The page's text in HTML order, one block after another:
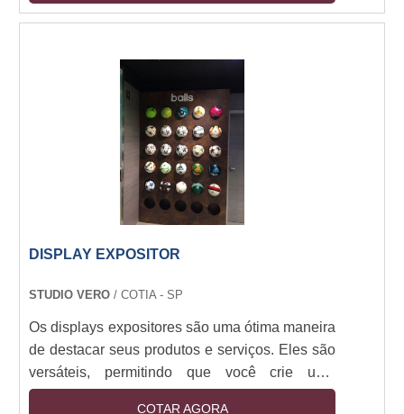
interesse dos clientes. Os displays e
alta qualidade, resistentes e duráveis, para
garantir que os produtos sejam exibidos de
forma segura e eficaz. Além disso, eles são
projetados para serem fáceis de montar e
desmontar, permitindo que sejam transportados
e armazenados com facilidade. Os displays e
expositores são a solução ideal para qualquer
empresa que deseja destacar seus produtos e
DISPLAY EXPOSITOR
STUDIO VERO/ COTIA - SP
Os displays expositores são uma ótima maneira
de destacar seus produtos e serviços. Eles são
versáteis, permitindo que você crie uma
apresentação atraente e profissional para seus
COTAR AGORA